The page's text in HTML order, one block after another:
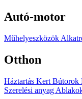
Autó-motor
Műhelyeszközök
Otthon
Háztartás Kert Bútorok
Szerelési anyag